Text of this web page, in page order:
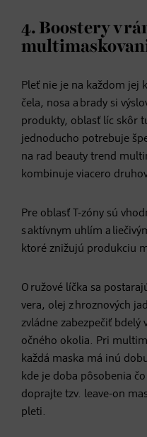
4. Boostery v
Pleť nie je na každom jej
čela, nosa a brady si
produkty, oblasť líc skôr
jednoducho potrebuje
na rad beauty trend
kombinuje viacero
Pre oblasť T-zóny sú
s aktívnym uhlím a
ktoré znižujú produkciu
O ružové líčka sa
vera, olej z hroznových
zvládne zabezpečiť bdelý
očného okolia. Pri
každá maska má inú
kde je doba pôsobenia
doprajte tzv. leave-on
pleti.